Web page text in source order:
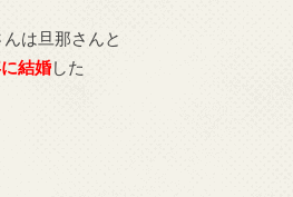
は旦那さんと
結婚した